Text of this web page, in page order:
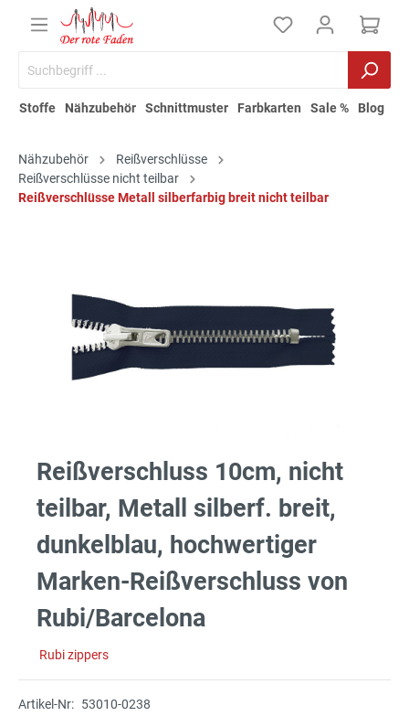
Stoffe Nähzubehör Schnittmuster Farbkarten Sale % Blog
Nähzubehör
Reißverschlüsse
Reißverschlüsse nicht teilbar
Reißverschlüsse Metall silberfarbig breit nicht teilbar
Reißverschluss 10cm, nicht
teilbar, Metall silberf. breit,
dunkelblau, hochwertiger
Marken-Reißverschluss von
Rubi/Barcelona
Rubi zippers
Artikel-Nr: 53010-0238